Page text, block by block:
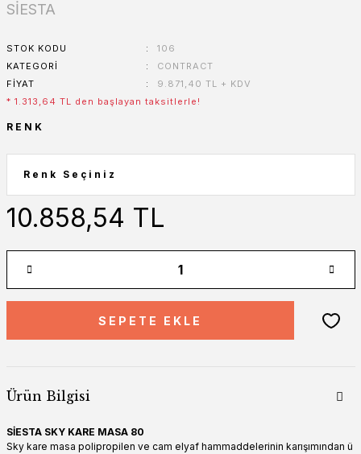
SİESTA
STOK KODU
106
KATEGORI
CONTRACT
FIYAT
9.871,40 TL + KDV
* 1.313,64 TL den başlayan taksitlerle!
RENK
10.858,54 TL
SEPETE EKLE
Ürün Bilgisi
SİESTA SKY KARE MASA 80
Sky kare masa polipropilen ve cam elyaf hammaddelerinin karışımından ü